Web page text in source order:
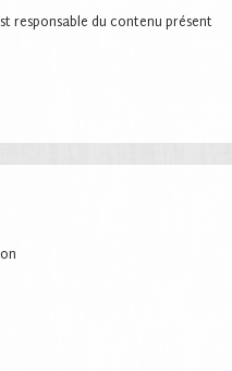
responsable du contenu présent